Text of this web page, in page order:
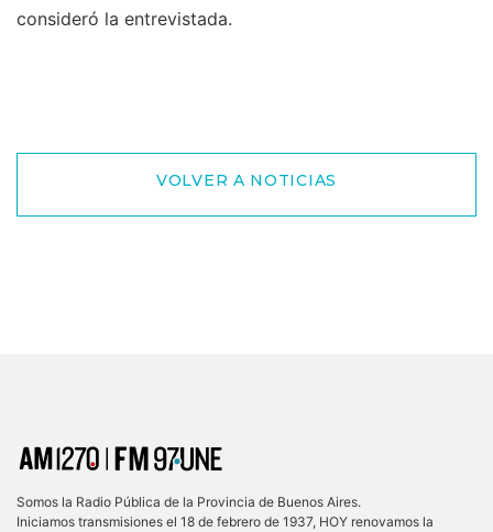
consideró la entrevistada.
VOLVER A NOTICIAS
Somos la Radio Pública de la Provincia de Buenos Aires.
Iniciamos transmisiones el 18 de febrero de 1937, HOY renovamos la